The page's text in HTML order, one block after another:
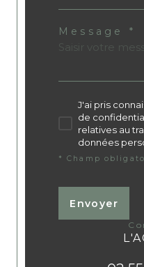
Message *
J'ai pris
de
relatives au
données
* Champ
Envoyer